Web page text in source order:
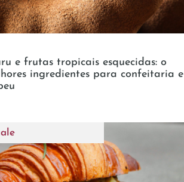
e frutas tropicais esquecidas: o
ingredientes para confeitaria e